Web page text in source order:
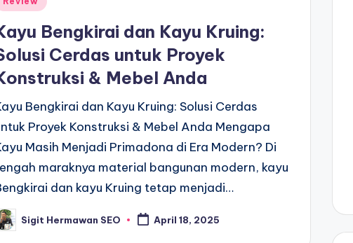
Bengkirai dan Kayu Kruing:
Cerdas untuk Proyek
& Mebel Anda
Bengkirai dan Kayu Kruing: Solusi Cerdas
Proyek Konstruksi & Mebel Anda Mengapa
Masih Menjadi Primadona di Era Modern? Di
maraknya material bangunan modern, kayu
dan kayu Kruing tetap menjadi…
Sigit Hermawan SEO April 18, 2025